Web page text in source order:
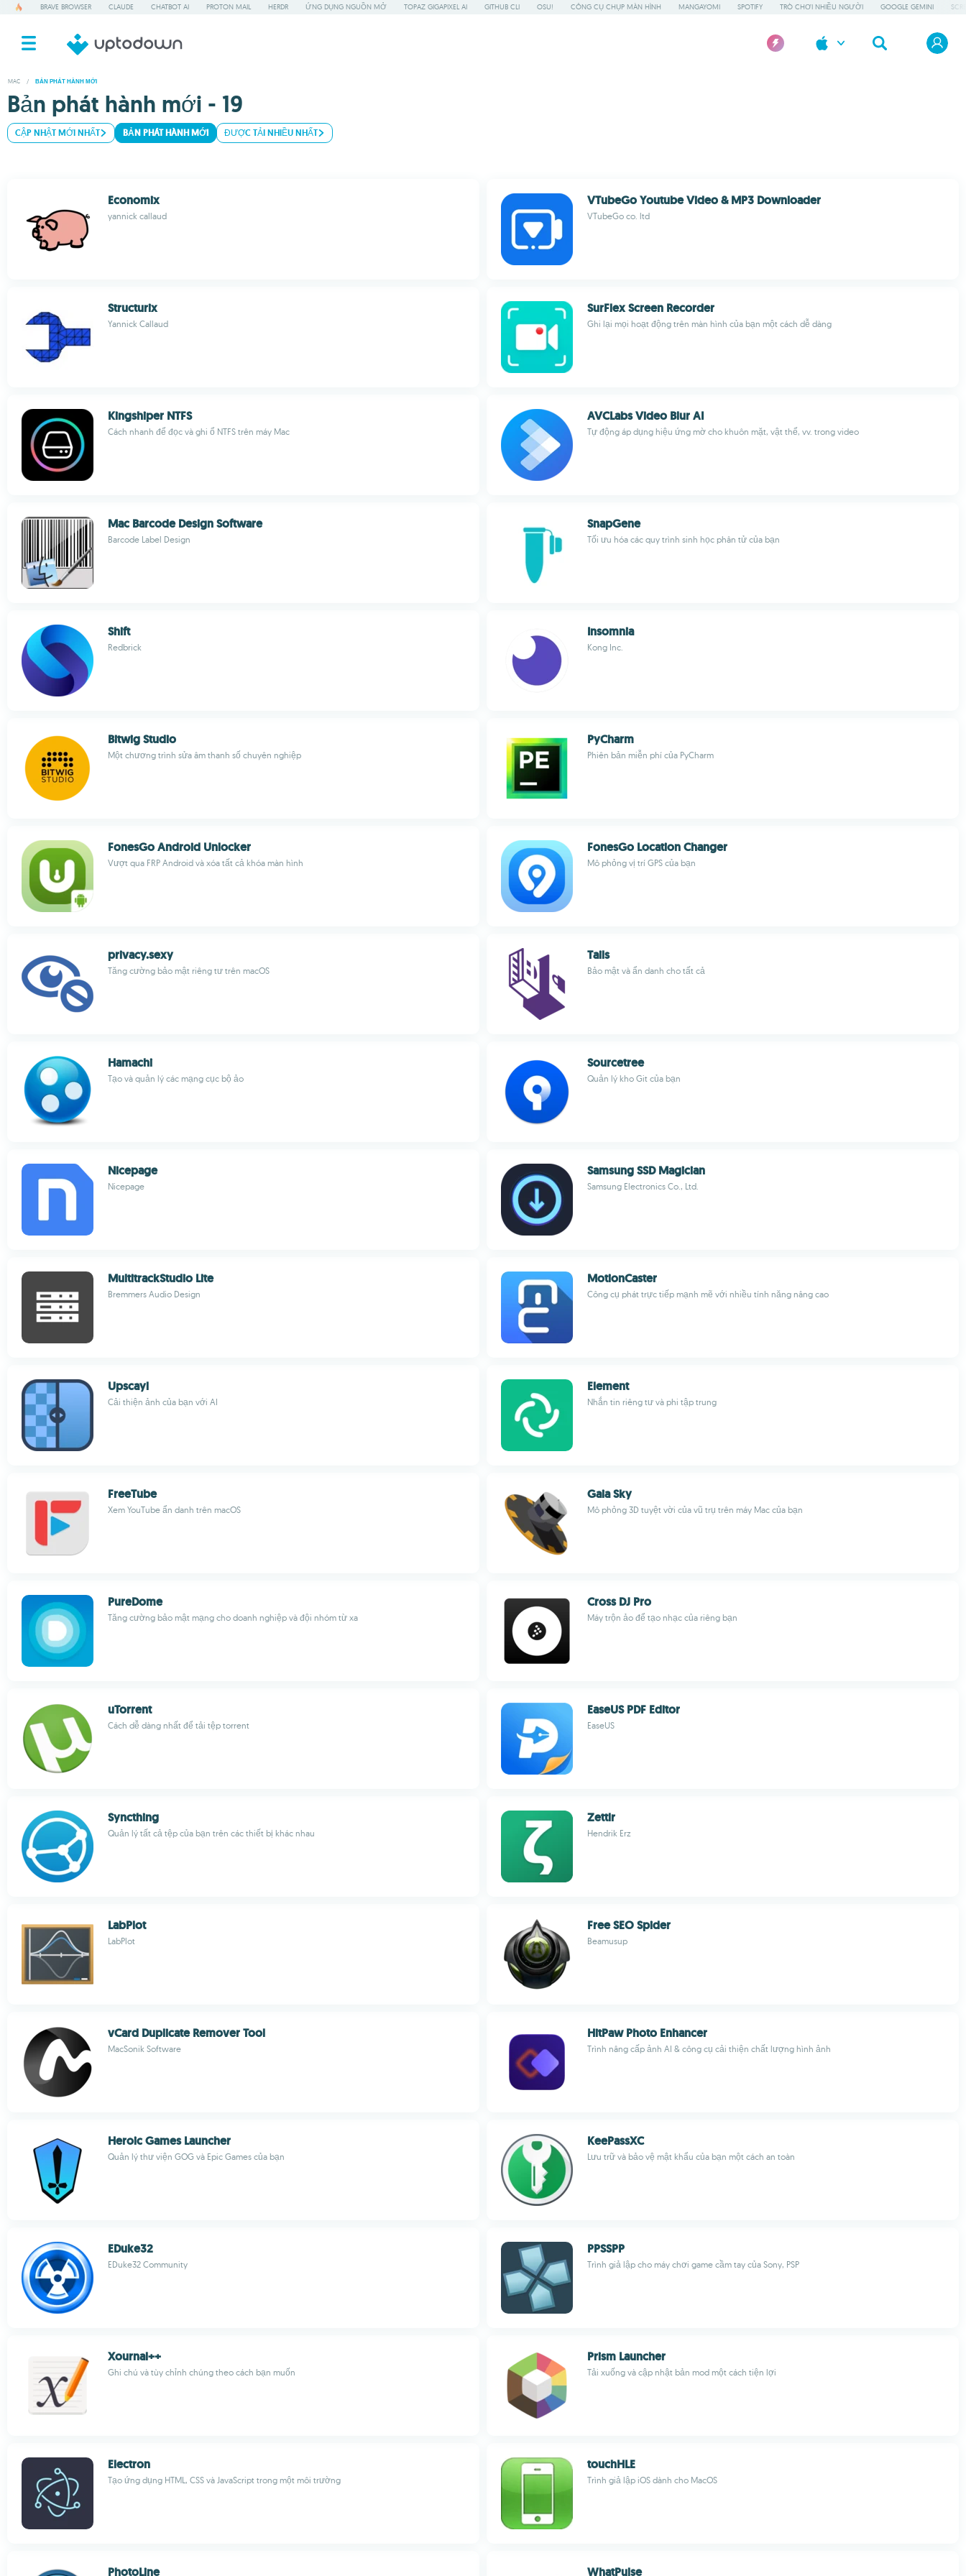
BRAVE BROWSER CLAUDE CHATBOT AI PROTON MAIL HERDR ỨNG DỤNG NGUỒN MỞ TOPAZ GIGAPIXEL AI GITHUB CLI OSU! CÔNG CỤ CHỤP MÀN HÌNH MANGAYOMI SPOTIFY TRÒ CHƠI NHIỀU NGƯỜI GOOGLE GEMINI
MAC / BẢN PHÁT HÀNH MỚI
Bản phát hành mới - 19
CẬP NHẬT MỚI NHẤT BẢN PHÁT HÀNH MỚI ĐƯỢC TẢI NHIỀU NHẤT
Economix
yannick callaud
VTubeGo Youtube Video & MP3 Downloader
VTubeGo co. ltd
Structurix
Yannick Callaud
SurFlex Screen Recorder
Ghi lại mọi hoạt động trên màn hình của bạn một cách dễ dàng
Kingshiper NTFS
Cách nhanh để đọc và ghi ổ NTFS trên máy Mac
AVCLabs Video Blur AI
Tự động áp dụng hiệu ứng mờ cho khuôn mặt, vật thể, vv. trong video
Mac Barcode Design Software
Barcode Label Design
SnapGene
Tối ưu hóa các quy trình sinh học phân tử của bạn
Shift
Redbrick
Insomnia
Kong Inc.
Bitwig Studio
Một chương trình sửa âm thanh số chuyên nghiệp
PyCharm
Phiên bản miễn phí của PyCharm
FonesGo Android Unlocker
Vượt qua FRP Android và xóa tất cả khóa màn hình
FonesGo Location Changer
Mô phỏng vị trí GPS của bạn
privacy.sexy
Tăng cường bảo mật riêng tư trên macOS
Tails
Bảo mật và ẩn danh cho tất cả
Hamachi
Tạo và quản lý các mạng cục bộ ảo
Sourcetree
Quản lý kho Git của bạn
Nicepage
Nicepage
Samsung SSD Magician
Samsung Electronics Co., Ltd.
MultitrackStudio Lite
Bremmers Audio Design
MotionCaster
Công cụ phát trực tiếp mạnh mẽ với nhiều tính năng nâng cao
Upscayl
Cải thiện ảnh của bạn với AI
Element
Nhắn tin riêng tư và phi tập trung
FreeTube
Xem YouTube ẩn danh trên macOS
Gaia Sky
Mô phỏng 3D tuyệt vời của vũ trụ trên máy Mac của bạn
PureDome
Tăng cường bảo mật mạng cho doanh nghiệp và đội nhóm từ xa
Cross DJ Pro
Máy trộn ảo để tạo nhạc của riêng bạn
uTorrent
Cách dễ dàng nhất để tải tệp torrent
EaseUS PDF Editor
EaseUS
Syncthing
Quản lý tất cả tệp của bạn trên các thiết bị khác nhau
Zettlr
Hendrik Erz
LabPlot
LabPlot
Free SEO Spider
Beamusup
vCard Duplicate Remover Tool
MacSonik Software
HitPaw Photo Enhancer
Trình nâng cấp ảnh AI & công cụ cải thiện chất lượng hình ảnh
Heroic Games Launcher
Quản lý thư viện GOG và Epic Games của bạn
KeePassXC
Lưu trữ và bảo vệ mật khẩu của bạn một cách an toàn
EDuke32
EDuke32 Community
PPSSPP
Trình giả lập cho máy chơi game cầm tay của Sony, PSP
Xournal++
Ghi chú và tùy chỉnh chúng theo cách bạn muốn
Prism Launcher
Tải xuống và cập nhật bản mod một cách tiện lợi
Electron
Tạo ứng dụng HTML, CSS và JavaScript trong một môi trường
touchHLE
Trình giả lập iOS dành cho MacOS
PhotoLine WhatPulse